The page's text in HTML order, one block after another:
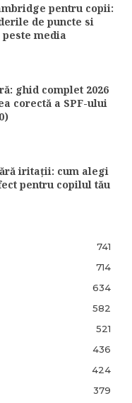
pentru copii:
de puncte si
media
ghid complet 2026
corectă a SPF-ului
iritații: cum alegi
pentru copilul tău
741
714
634
582
521
436
424
379